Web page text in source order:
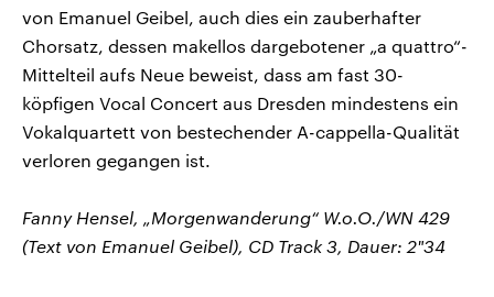
von Emanuel Geibel, auch dies ein zauberhafter
Chorsatz, dessen makellos dargebotener „a quattro“-
Mittelteil aufs Neue beweist, dass am fast 30-
köpfigen Vocal Concert aus Dresden mindestens ein
Vokalquartett von bestechender A-cappella-Qualität
verloren gegangen ist.
Fanny Hensel, „Morgenwanderung“ W.o.O./WN 429
(Text von Emanuel Geibel), CD Track 3, Dauer: 2"34